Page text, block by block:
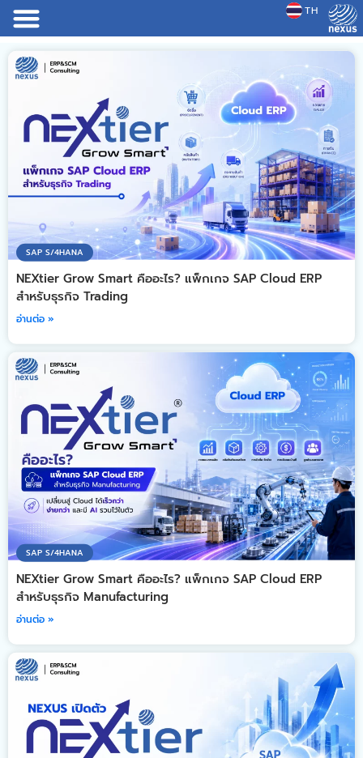
TH
JP
SAP S/4HANA
NEXtier Grow Smart คืออะไร? แพ็กเกจ SAP Cloud ERP
สำหรับธุรกิจ Trading
อ่านต่อ »
SAP S/4HANA
NEXtier Grow Smart คืออะไร? แพ็กเกจ SAP Cloud ERP
สำหรับธุรกิจ Manufacturing
อ่านต่อ »